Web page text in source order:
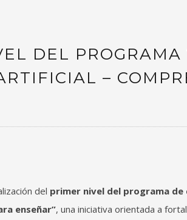
DEL
–
del primer nivel del programa
enseñar”, una iniciativa orientada a